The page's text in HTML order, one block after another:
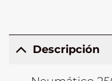
Descripción